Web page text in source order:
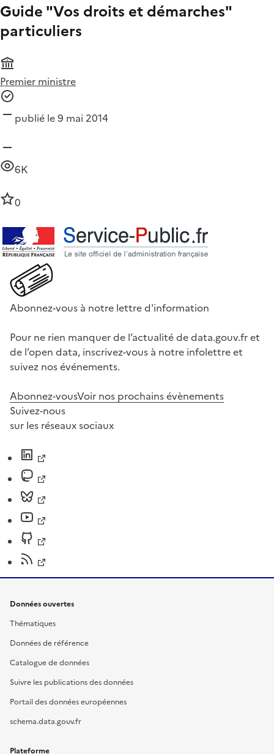
Guide "Vos droits et démarches"
particuliers
Premier ministre
publié le 9 mai 2014
6K
0
Abonnez-vous à notre lettre d'information
Pour ne rien manquer de l’actualité de data.gouv.fr et
de l’open data, inscrivez-vous à notre infolettre et
suivez nos événements.
Abonnez-vousVoir nos prochains évènements
Suivez-nous
sur les réseaux sociaux
Données ouvertes
Thématiques
Données de référence
Catalogue de données
Suivre les publications des données
Portail des données européennes
schema.data.gouv.fr
Plateforme